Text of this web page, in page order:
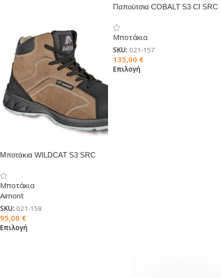
Μποτάκια WILDCAT S3 SRC
Μποτάκια
Aimont
SKU: 021-158
95,00 €
Επιλογή
Παπούτσια COBALT S3 CI SRC
Μποτάκια
SKU: 021-157
135,00 €
Επιλογή